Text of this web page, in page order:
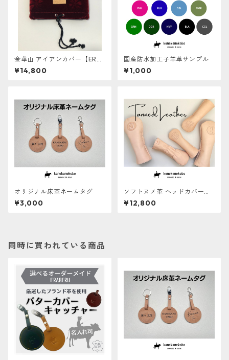
金華山 アイアンカバー【ERAB
ERU】
¥14,800
国産防水加工子羊革サンプル
¥1,000
オリジナル床革ネームタグ
¥3,000
ソフトヌメ革 ヘッドカバー【E
RABERU】
¥12,800
同時に買われている商品